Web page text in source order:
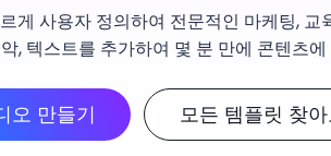
게 사용자 정의하여 전문적인 마케팅, 교
, 텍스트를 추가하여 몇 분 만에 콘텐츠
오 만들기 모든 템플릿 찾아